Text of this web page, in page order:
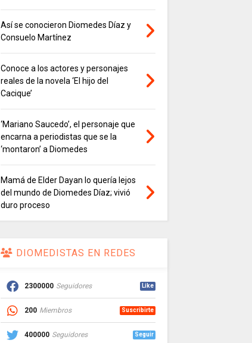
Así se conocieron Diomedes Díaz y
Consuelo Martínez
Conoce a los actores y personajes
reales de la novela ‘El hijo del
Cacique’
‘Mariano Saucedo’, el personaje que
encarna a periodistas que se la
‘montaron’ a Diomedes
Mamá de Elder Dayan lo quería lejos
del mundo de Diomedes Díaz; vivió
duro proceso
DIOMEDISTAS EN REDES
2300000 Seguidores Like
200 Miembros Suscribirte
400000 Seguidores Seguir